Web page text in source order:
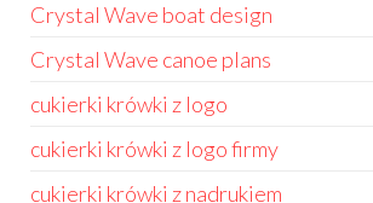
Crystal Wave boat design
Crystal Wave canoe plans
cukierki krówki z logo
cukierki krówki z logo firmy
cukierki krówki z nadrukiem